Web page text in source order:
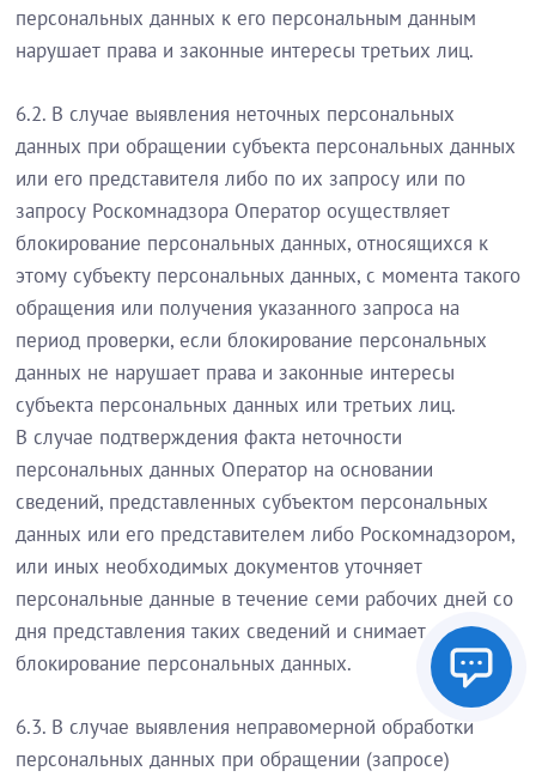
персональных данных к его персональным данным
нарушает права и законные интересы третьих лиц.
6.2. В случае выявления неточных персональных
данных при обращении субъекта персональных данных
или его представителя либо по их запросу или по
запросу Роскомнадзора Оператор осуществляет
блокирование персональных данных, относящихся к
этому субъекту персональных данных, с момента такого
обращения или получения указанного запроса на
период проверки, если блокирование персональных
данных не нарушает права и законные интересы
субъекта персональных данных или третьих лиц.
В случае подтверждения факта неточности
персональных данных Оператор на основании
сведений, представленных субъектом персональных
данных или его представителем либо Роскомнадзором,
или иных необходимых документов уточняет
персональные данные в течение семи рабочих дней со
дня представления таких сведений и снимает
блокирование персональных данных.
6.3. В случае выявления неправомерной обработки
персональных данных при обращении (запросе)